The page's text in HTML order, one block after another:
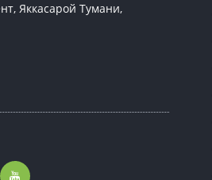
Яккасарой Тумани,